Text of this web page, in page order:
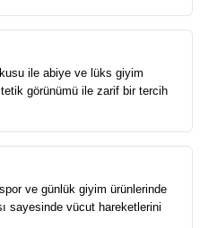
ile abiye ve lüks giyim
görünümü ile zarif bir tercih
ve günlük giyim ürünlerinde
sayesinde vücut hareketlerini